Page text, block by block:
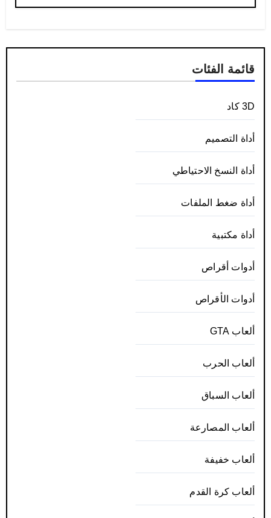
قائمة الفئات
3D كاد
أداة التصميم
أداة النسخ الاحتياطي
أداة ضغط الملفات
أداة مكتبية
أدوات أقراص
أدوات الأقراص
ألعاب GTA
ألعاب الحرب
ألعاب السباق
ألعاب المصارعة
ألعاب خفيفة
ألعاب كرة القدم